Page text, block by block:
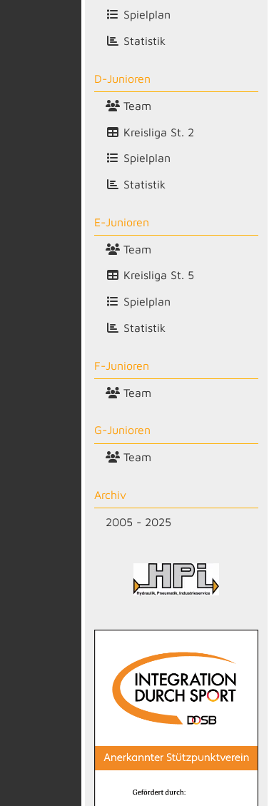
Spielplan
Statistik
D-Junioren
Team
Kreisliga St. 2
Spielplan
Statistik
E-Junioren
Team
Kreisliga St. 5
Spielplan
Statistik
F-Junioren
Team
G-Junioren
Team
Archiv
2005 - 2025